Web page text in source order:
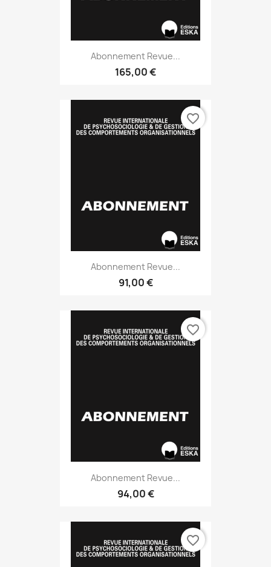
Abonnement Revue...
165,00 €
Abonnement Revue...
91,00 €
favorite_border
Abonnement Revue...
94,00 €
favorite_border
favorite_border